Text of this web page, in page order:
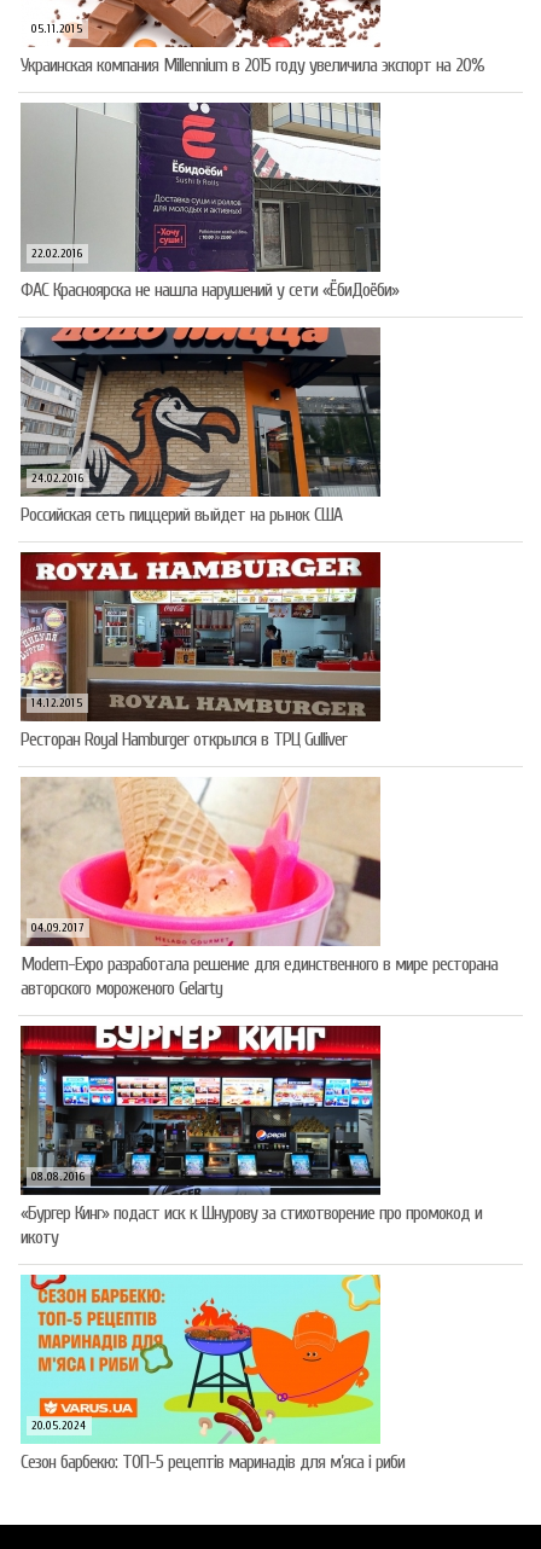
05.11.2015
Украинская компания Millennium в 2015 году увеличила экспорт на 20%
22.02.2016
ФАС Красноярска не нашла нарушений у сети «ЁбиДоёби»
24.02.2016
Российская сеть пиццерий выйдет на рынок США
14.12.2015
Ресторан Royal Hamburger открылся в ТРЦ Gulliver
04.09.2017
Modern-Expo разработала решение для единственного в мире ресторана
авторского мороженого Gelarty
08.08.2016
«Бургер Кинг» подаст иск к Шнурову за стихотворение про промокод и
икоту
20.05.2024
Сезон барбекю: ТОП-5 рецептів маринадів для м’яса і риби